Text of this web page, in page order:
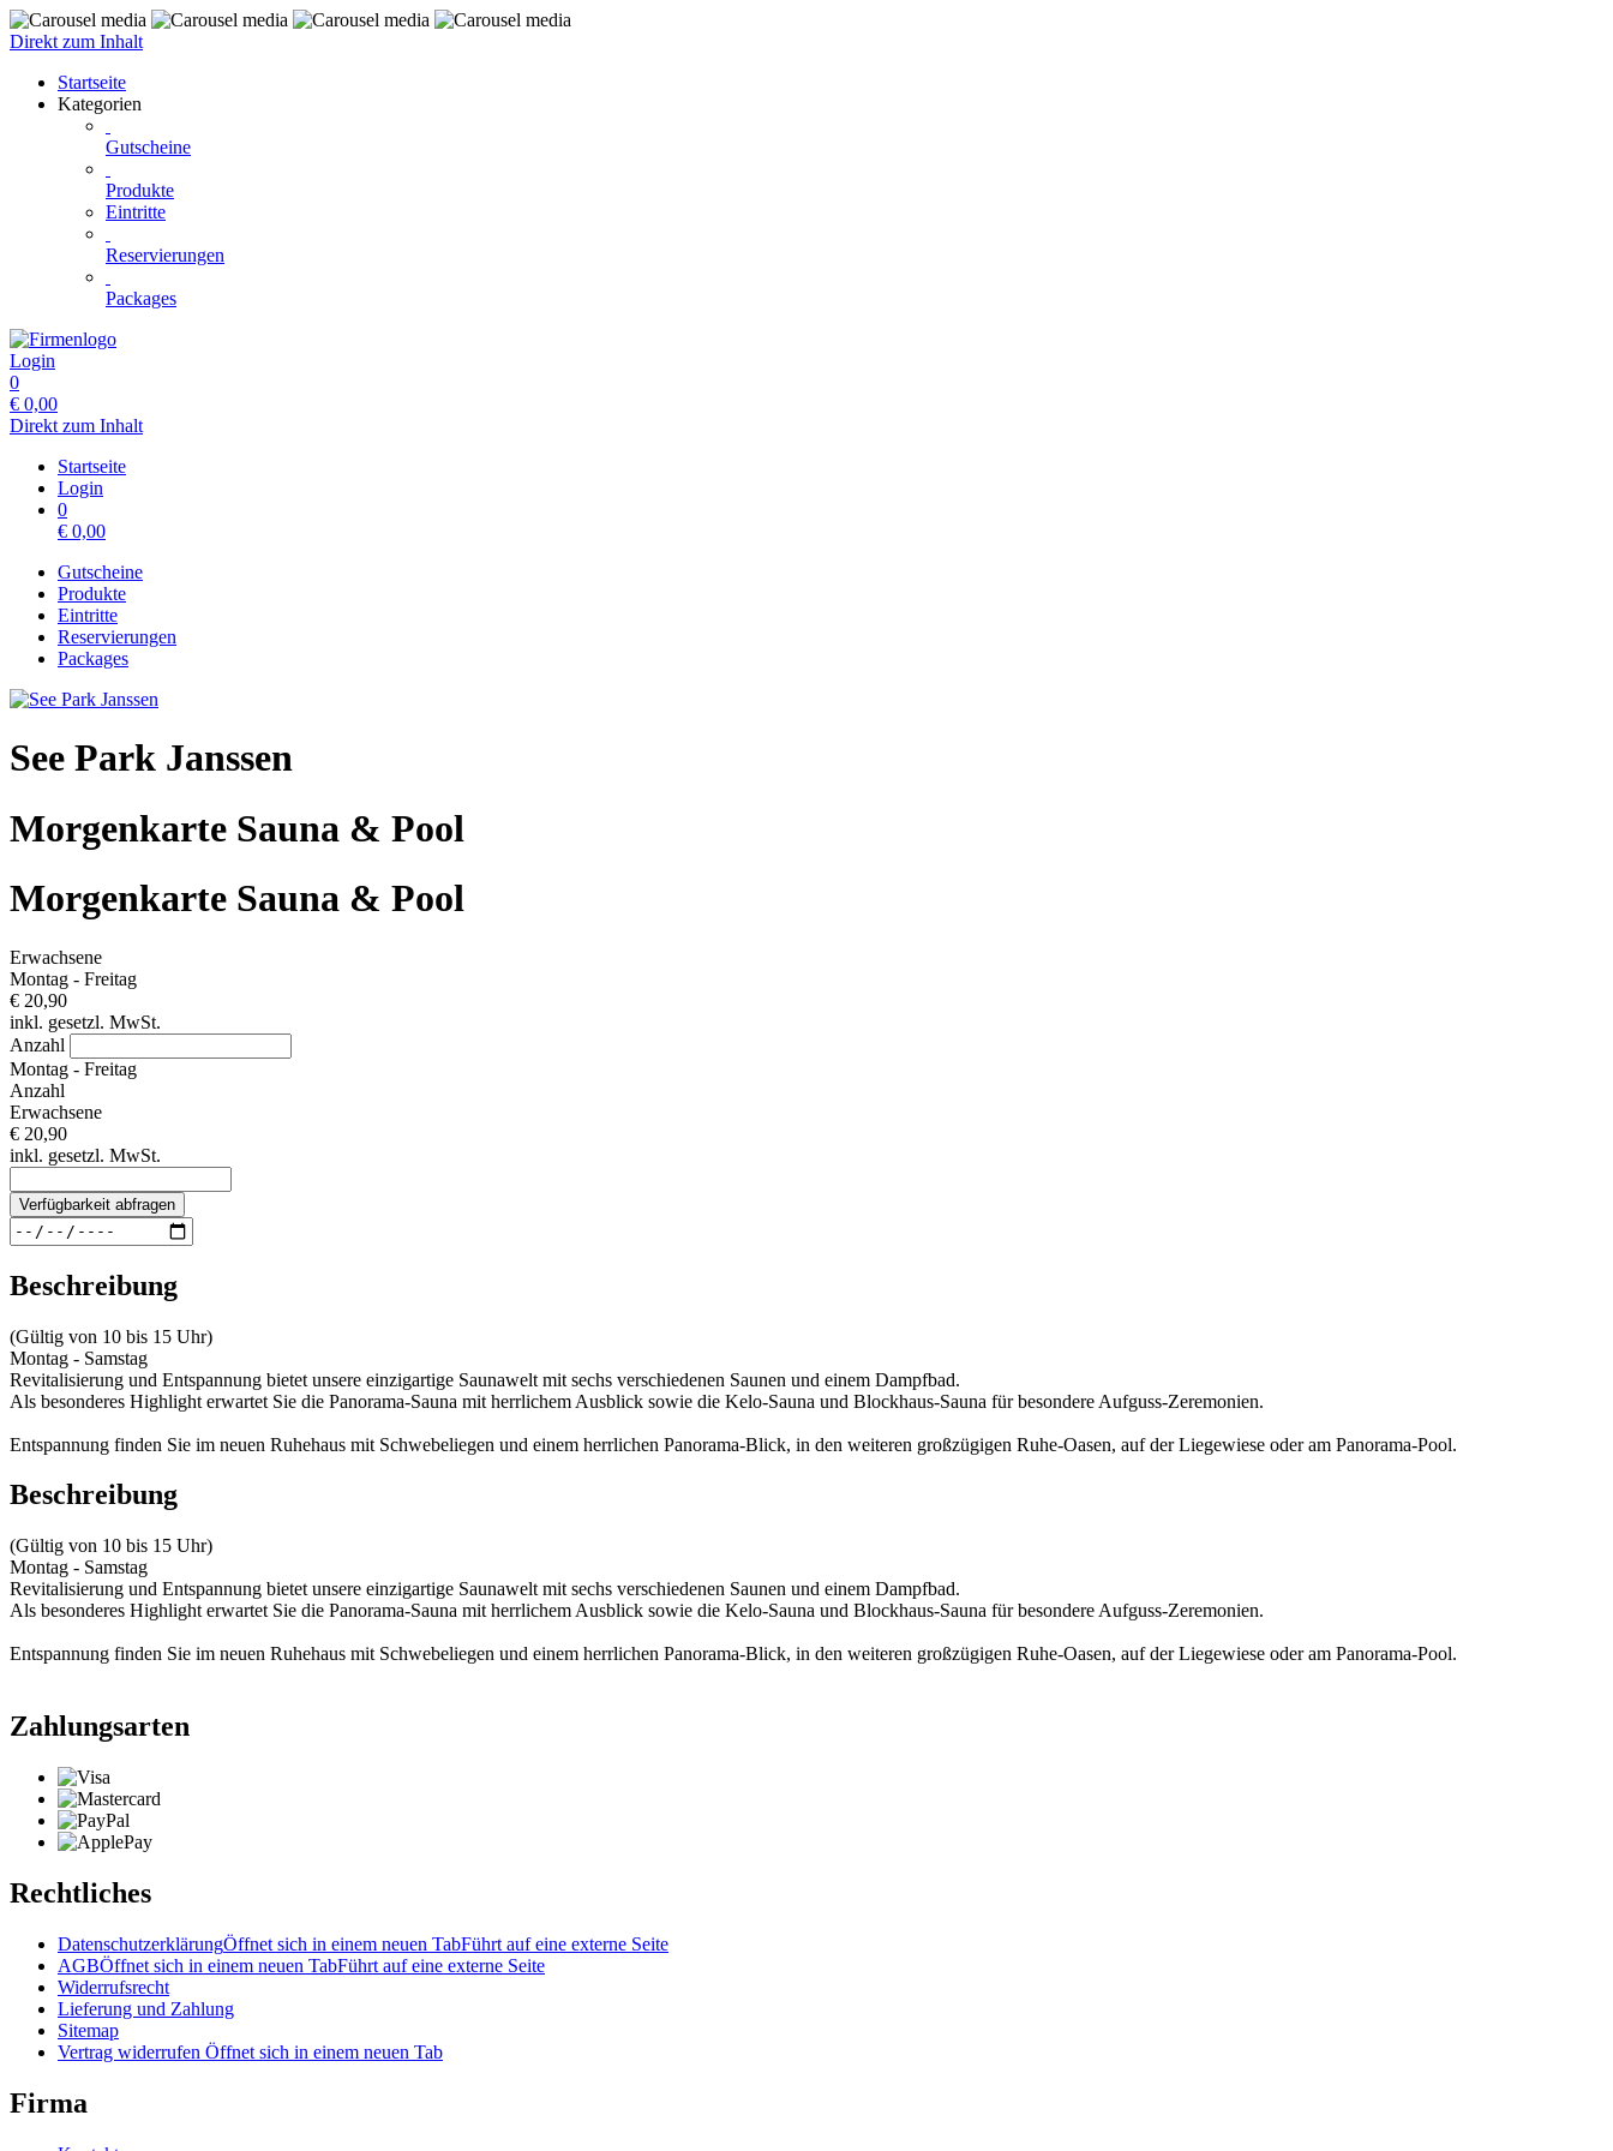
Direkt zum Inhalt
Startseite
Kategorien
Gutscheine
Produkte
Eintritte
Reservierungen
Packages
Login
0
€ 0,00
Direkt zum Inhalt
Startseite
Login
0
€ 0,00
Gutscheine
Produkte
Eintritte
Reservierungen
Packages
See Park Janssen
Morgenkarte Sauna & Pool
Morgenkarte Sauna & Pool
Erwachsene
Montag - Freitag
€ 20,90
inkl. gesetzl. MwSt.
Anzahl
Montag - Freitag
Anzahl
Erwachsene
€ 20,90
inkl. gesetzl. MwSt.
Verfügbarkeit abfragen
Beschreibung
(Gültig von 10 bis 15 Uhr)
Montag - Samstag
Revitalisierung und Entspannung bietet unsere einzigartige Saunawelt mit sechs verschiedenen Saunen und einem Dampfbad.
Als besonderes Highlight erwartet Sie die Panorama-Sauna mit herrlichem Ausblick sowie die Kelo-Sauna und Blockhaus-Sauna für besondere Aufguss-Zeremonien.
Entspannung finden Sie im neuen Ruhehaus mit Schwebeliegen und einem herrlichen Panorama-Blick, in den weiteren großzügigen Ruhe-Oasen, auf der Liegewiese oder am Panorama-Pool.
Beschreibung
(Gültig von 10 bis 15 Uhr)
Montag - Samstag
Revitalisierung und Entspannung bietet unsere einzigartige Saunawelt mit sechs verschiedenen Saunen und einem Dampfbad.
Als besonderes Highlight erwartet Sie die Panorama-Sauna mit herrlichem Ausblick sowie die Kelo-Sauna und Blockhaus-Sauna für besondere Aufguss-Zeremonien.
Entspannung finden Sie im neuen Ruhehaus mit Schwebeliegen und einem herrlichen Panorama-Blick, in den weiteren großzügigen Ruhe-Oasen, auf der Liegewiese oder am Panorama-Pool.
Zahlungsarten
Rechtliches
DatenschutzerklärungÖffnet sich in einem neuen TabFührt auf eine externe Seite
AGBÖffnet sich in einem neuen TabFührt auf eine externe Seite
Widerrufsrecht
Lieferung und Zahlung
Sitemap
Vertrag widerrufen Öffnet sich in einem neuen Tab
Firma